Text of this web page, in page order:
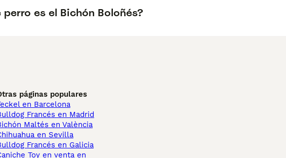
perro es el Bichón Boloñés?
páginas populares
en Barcelona
Francés en Madrid
Maltés en València
en Sevilla
Francés en Galicia
Toy en venta en